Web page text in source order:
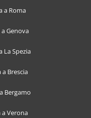
a Roma
Genova
La Spezia
Brescia
Bergamo
Verona